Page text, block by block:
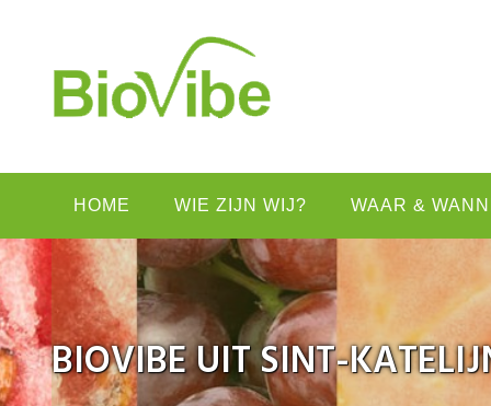
HOME WIE ZIJN WIJ? WAAR &
BIOVIBE UIT SINT-